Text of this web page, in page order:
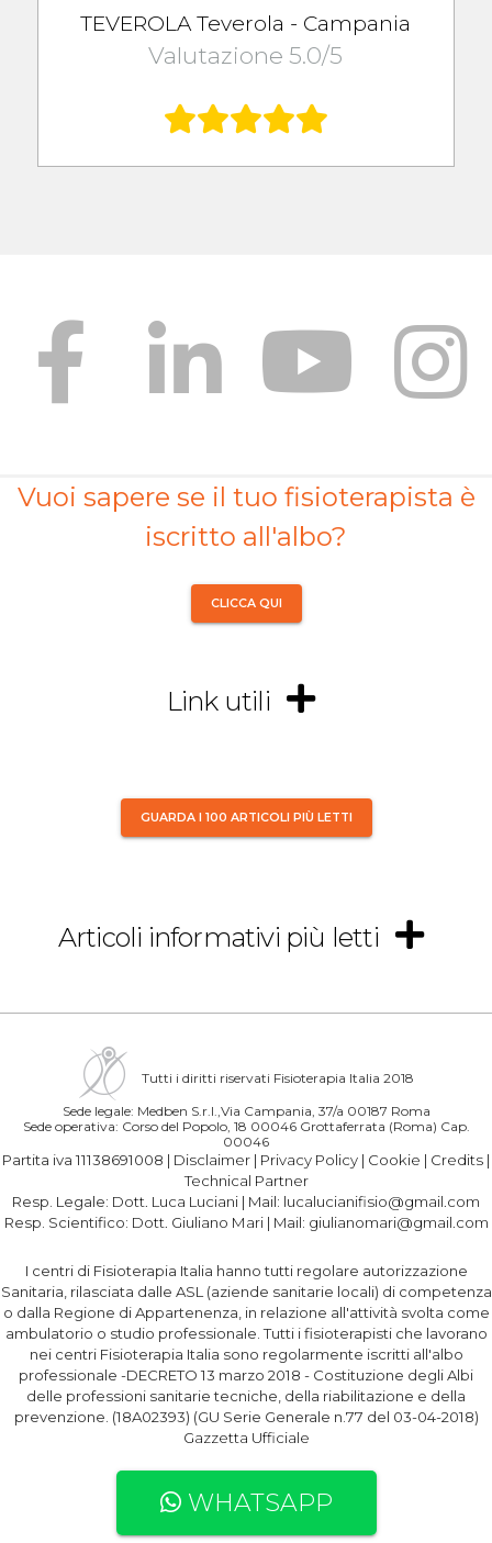
WHATSAPP
TEVEROLA Teverola - Campania
Valutazione 5.0/5
Vuoi sapere se il tuo fisioterapista è
iscritto all'albo?
CLICCA QUI
Link utili
GUARDA I 100 ARTICOLI PIÙ LETTI
Articoli informativi più letti
Tutti i diritti riservati Fisioterapia Italia 2018
Sede legale: Medben S.r.l.,Via Campania, 37/a 00187 Roma
Sede operativa: Corso del Popolo, 18 00046 Grottaferrata (Roma) Cap.
00046
Partita iva 11138691008 | Disclaimer | Privacy Policy | Cookie | Credits |
Technical Partner
Resp. Legale: Dott. Luca Luciani | Mail: lucalucianifisio@gmail.com
Resp. Scientifico: Dott. Giuliano Mari| Mail: giulianomari@gmail.com
I centri di Fisioterapia Italia hanno tutti regolare autorizzazione
Sanitaria, rilasciata dalle ASL (aziende sanitarie locali) di competenza
o dalla Regione di Appartenenza, in relazione all'attività svolta come
ambulatorio o studio professionale. Tutti i fisioterapisti che lavorano
nei centri Fisioterapia Italia sono regolarmente iscritti all'albo
professionale -DECRETO 13 marzo 2018 - Costituzione degli Albi
delle professioni sanitarie tecniche, della riabilitazione e della
prevenzione. (18A02393) (GU Serie Generale n.77 del 03-04-2018)
Gazzetta Ufficiale